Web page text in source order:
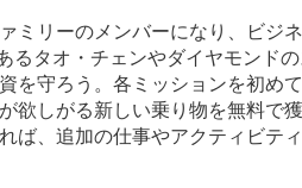
ミリーのメンバーになり、ビジ
タオ・チェンやダイヤモンド
を守ろう。各ミッションを初め
欲しがる新しい乗り物を無料で
ば、追加の仕事やアクティビテ